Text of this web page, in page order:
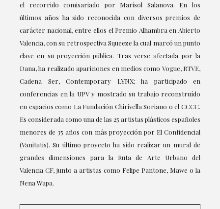
el recorrido comisariado por Marisol Salanova. En los
últimos años ha sido reconocida con diversos premios de
carácter nacional, entre ellos el Premio Alhambra en Abierto
Valencia, con su retrospectiva Squeeze la cual marcó un punto
clave en su proyección pública. Tras verse afectada por la
Dana, ha realizado apariciones en medios como Vogue, RTVE,
Cadena Ser, Contemporary LYNX; ha participado en
conferencias en la UPV y mostrado su trabajo reconstruído
en espacios como La Fundación Chirivella Soriano o el CCCC.
Es considerada como una de las 25 artistas plásticos españoles
menores de 35 años con más proyección por El Confidencial
(Vanitatis). Su último proyecto ha sido realizar un mural de
grandes dimensiones para la Ruta de Arte Urbano del
Valencia CF, junto a artistas como Felipe Pantone, Mawe o la
Nena Wapa.